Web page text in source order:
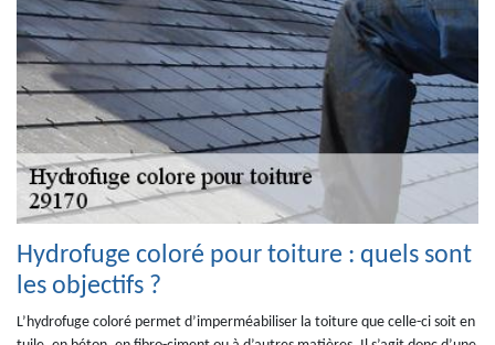
Hydrofuge coloré pour toiture : quels sont
les objectifs ?
L’hydrofuge coloré permet d’imperméabiliser la toiture que celle-ci soit en